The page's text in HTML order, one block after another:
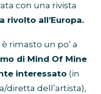
con una rivista
rivolto all’Europa.
rimasto un po’ a
di Mind Of Mine
interessato (in
diretta dell’artista),